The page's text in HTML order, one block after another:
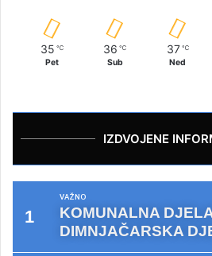
35 ℃
Pet
36 ℃
Sub
37 ℃
Ned
IZDVOJENE
VAŽNO
KOMUNALNA
DIMNJAČARSKA